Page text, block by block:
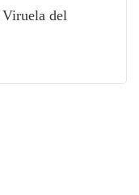
Viruela del